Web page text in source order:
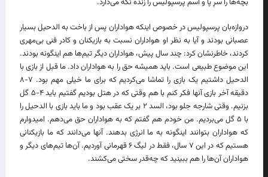
بچه‌ها را سرِ پا و اسم پرسپولیس را زنده نگه می‌دارد.
دروازه‌بان پرسپولیس در خصوص اینکه هواداران پس از باخت به الدحیل بسیار
عصبانی بودند و آیا به نظر او هواداران نسبت به بازیکنان و کادر فنی بی‌مهری
کردند، خاطرنشان کرد: چند سال پیش، هواداران دیگر تیم‌ها هم اینگونه بودند.
این موضوع طبیعی است. باید همیشه حق را به هواداران داد. ما قبل از بازی با
الدحیل داشتیم یک بازی را تماشا می‌کردیم که برای ما خیلی مهم بود. ۷-۸
دقیقه آخر بازی آنها فکر کنم با هم وقتی که در هتل بودیم گفتیم باید ۴-۵ گل
بزنیم. وقتی شارجه جلو بود، السد ۲ بر یک عقب بود و ما باید بازی با الدحیل را
با ۵ گل می‌بردیم. من خودم هم گفتم که به هواداران حق می‌دهم. امیدوارم
که هواداران بتوانند اینگونه به ما انرژی بدهند. آنها می‌دانند که ما بازیکنانی
هستیم که در این ۷ سال، فقط در لیگ ۶ قهرمانی آوردیم. آن‌ها تیم‌های دیگر و
هواداران آن‌ها را هم ببینید که چه‌قدر سختی می‌کشند.